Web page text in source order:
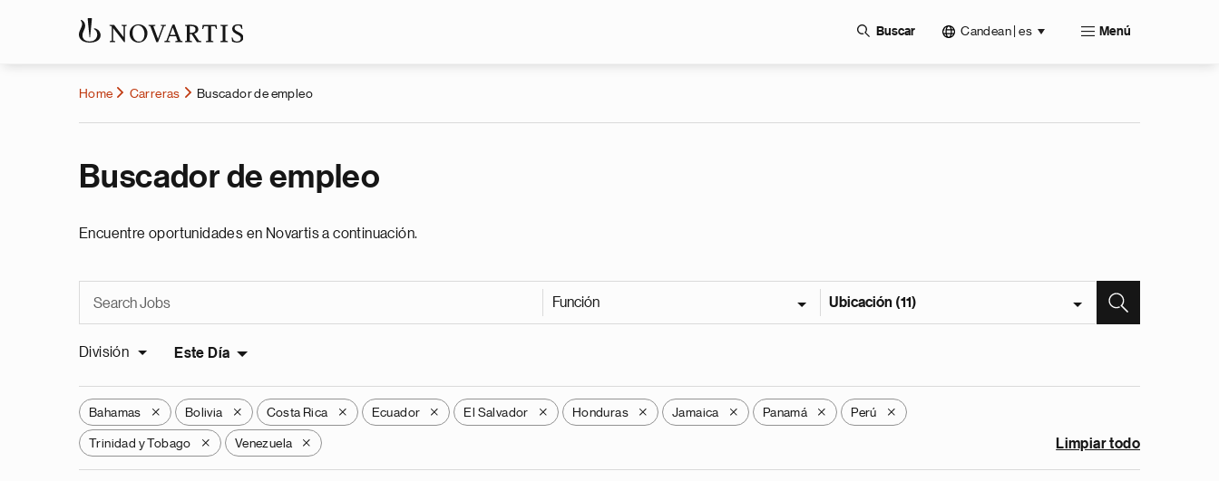
Buscar Candean | es Menú
Home Carreras Buscador de empleo
Buscador de empleo
Encuentre oportunidades en Novartis a continuación.
Función Ubicación (11)
División Este Día
Bahamas X Bolivia X Costa Rica X Ecuador X El Salvador X Honduras X Jamaica X Panamá X Perú X
Trinidad y Tobago X Venezuela X Limpiar todo